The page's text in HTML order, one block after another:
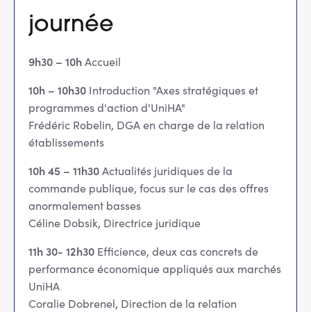
journée
9h30 – 10hAccueil
10h – 10h30 Introduction "Axes stratégiques et
programmes d'action d'UniHA"
Frédéric Robelin, DGA en charge de la relation
établissements
10h 45 – 11h30Actualités juridiques de la
commande publique, focus sur le cas des offres
anormalement basses
Céline Dobsik, Directrice juridique
11h 30- 12h30 Efficience, deux cas concrets de
performance économique appliqués aux marchés
UniHA
Coralie Dobrenel, Direction de la relation